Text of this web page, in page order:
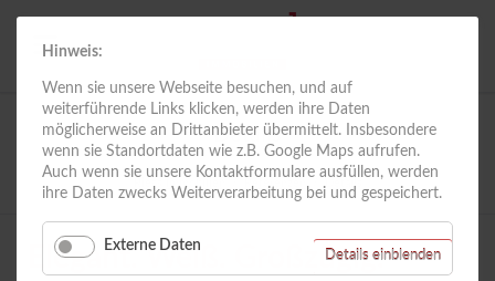
Hinweis:
Wenn sie unsere Webseite besuchen, und auf
weiterführende Links klicken, werden ihre Daten
möglicherweise an Drittanbieter übermittelt. Insbesondere
wenn sie Standortdaten wie z.B. Google Maps aufrufen.
Auch wenn sie unsere Kontaktformulare ausfüllen, werden
ihre Daten zwecks Weiterverarbeitung bei und gespeichert.
Externe Daten
Details einblendenfür
Externe
Details
Elegant. Weiß. Großzügig.